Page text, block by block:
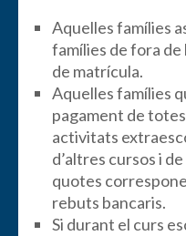
Aquelles famílies
famílies de fora de
de matrícula.
Aquelles famílies
pagament de
activitats
d’altres cursos i
quotes
rebuts bancaris.
Si durant el curs